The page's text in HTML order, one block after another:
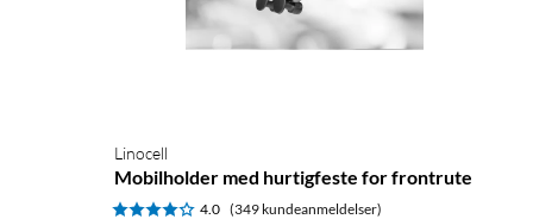
Linocell
Mobilholder med hurtigfeste for frontrute
4.0 (349 kundeanmeldelser)